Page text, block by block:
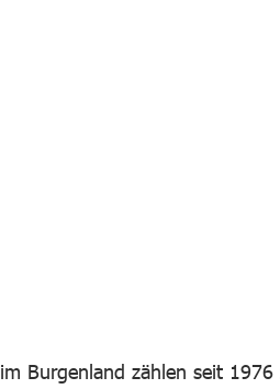
im Burgenland zählen seit